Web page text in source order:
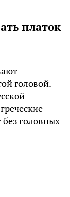
платок
головой.
головных